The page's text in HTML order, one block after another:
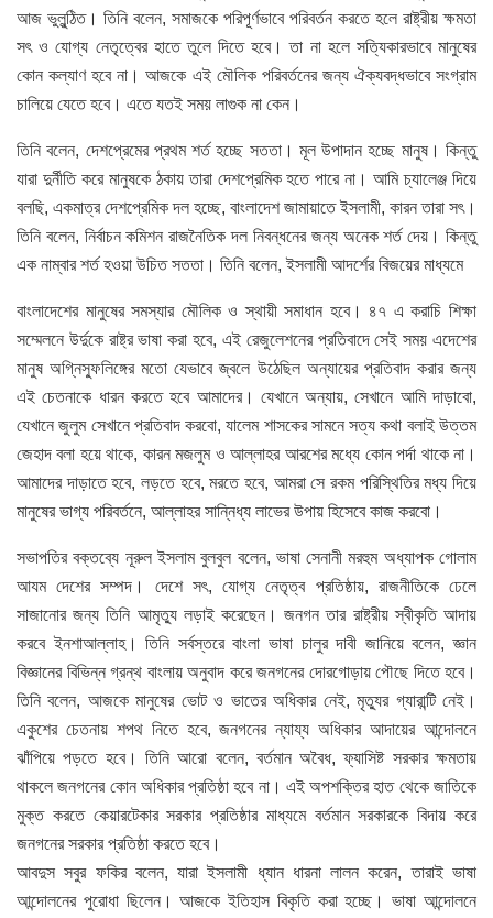
আজ ভুলুন্ঠিত। তিনি বলেন, সমাজকে পরিপূর্ণভাবে পরিবর্তন করতে হলে রাষ্ট্রীয় ক্ষমতা
সৎ ও যোগ্য নেতৃত্বের হাতে তুলে দিতে হবে। তা না হলে সত্যিকারভাবে মানুষের
কোন কল্যাণ হবে না। আজকে এই মৌলিক পরিবর্তনের জন্য ঐক্যবদ্ধভাবে সংগ্রাম
চালিয়ে যেতে হবে। এতে যতই সময় লাগুক না কেন।
তিনি বলেন, দেশপ্রেমের প্রথম শর্ত হচ্ছে সততা। মূল উপাদান হচ্ছে মানুষ। কিন্তু
যারা দুর্নীতি করে মানুষকে ঠকায় তারা দেশপ্রেমিক হতে পারে না। আমি চ্যালেঞ্জ দিয়ে
বলছি, একমাত্র দেশপ্রেমিক দল হচ্ছে, বাংলাদেশ জামায়াতে ইসলামী, কারন তারা সৎ।
তিনি বলেন, নির্বাচন কমিশন রাজনৈতিক দল নিবন্ধনের জন্য অনেক শর্ত দেয়। কিন্তু
এক নাম্বার শর্ত হওয়া উচিত সততা। তিনি বলেন, ইসলামী আদর্শের বিজয়ের মাধ্যমে
বাংলাদেশের মানুষের সমস্যার মৌলিক ও স্থায়ী সমাধান হবে। ৪৭ এ করাচি শিক্ষা
সম্মেলনে উর্দুকে রাষ্ট্র ভাষা করা হবে, এই রেজুলেশনের প্রতিবাদে সেই সময় এদেশের
মানুষ অগ্নিস্ফুলিঙ্গের মতো যেভাবে জ্বলে উঠেছিল অন্যায়ের প্রতিবাদ করার জন্য
এই চেতনাকে ধারন করতে হবে আমাদের। যেখানে অন্যায়, সেখানে আমি দাড়াবো,
যেখানে জুলুম সেখানে প্রতিবাদ করবো, যালেম শাসকের সামনে সত্য কথা বলাই উত্তম
জেহাদ বলা হয়ে থাকে, কারন মজলুম ও আল্লাহর আরশের মধ্যে কোন পর্দা থাকে না।
আমাদের দাড়াতে হবে, লড়তে হবে, মরতে হবে, আমরা সে রকম পরিস্থিতির মধ্য দিয়ে
মানুষের ভাগ্য পরিবর্তনে, আল্লাহর সান্নিধ্য লাভের উপায় হিসেবে কাজ করবো।
সভাপতির বক্তব্যে নূরুল ইসলাম বুলবুল বলেন, ভাষা সেনানী মরহুম অধ্যাপক গোলাম
আযম দেশের সম্পদ। দেশে সৎ, যোগ্য নেতৃত্ব প্রতিষ্ঠায়, রাজনীতিকে ঢেলে
সাজানোর জন্য তিনি আমৃত্যু লড়াই করেছেন। জনগন তার রাষ্ট্রীয় স্বীকৃতি আদায়
করবে ইনশাআল্লাহ। তিনি সর্বস্তরে বাংলা ভাষা চালুর দাবী জানিয়ে বলেন, জ্ঞান
বিজ্ঞানের বিভিন্ন গ্রন্থ বাংলায় অনুবাদ করে জনগনের দোরগোড়ায় পৌছে দিতে হবে।
তিনি বলেন, আজকে মানুষের ভোট ও ভাতের অধিকার নেই, মৃত্যুর গ্যারান্টি নেই।
একুশের চেতনায় শপথ নিতে হবে, জনগনের ন্যায্য অধিকার আদায়ের আন্দোলনে
ঝাঁপিয়ে পড়তে হবে। তিনি আরো বলেন, বর্তমান অবৈধ, ফ্যাসিষ্ট সরকার ক্ষমতায়
থাকলে জনগনের কোন অধিকার প্রতিষ্ঠা হবে না। এই অপশক্তির হাত থেকে জাতিকে
মুক্ত করতে কেয়ারটেকার সরকার প্রতিষ্ঠার মাধ্যমে বর্তমান সরকারকে বিদায় করে
জনগনের সরকার প্রতিষ্ঠা করতে হবে।
আবদুস সবুর ফকির বলেন, যারা ইসলামী ধ্যান ধারনা লালন করেন, তারাই ভাষা
আন্দোলনের পুরোধা ছিলেন। আজকে ইতিহাস বিকৃতি করা হচ্ছে। ভাষা আন্দোলনে